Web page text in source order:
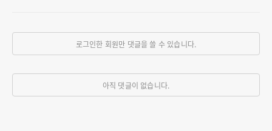
된 것이라는 시각이 많습니다. 정 회장의 극우적 성향이 적나라하게 드러난
사례는 지난해 11월 개최된 한국판 마가(MAGA) 운동으로 불리는 '빌드업코
리아' 행사에 스타벅스가 커피와 도시락을 후원한 것입니다. 빌드업코리아
로그인한 회원만 댓글을 쓸 수 있습니다.
아직 댓글이 없습니다.